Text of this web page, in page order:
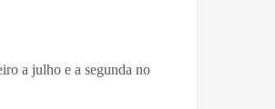
a julho e a segunda no